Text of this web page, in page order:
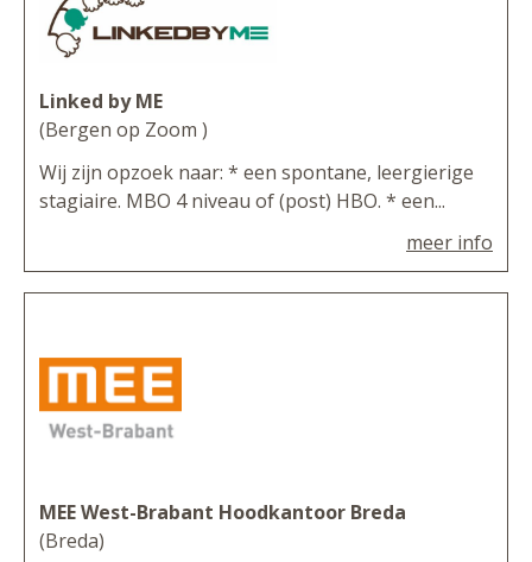
Linked by ME
(Bergen op Zoom )
Wij zijn opzoek naar: * een spontane, leergierige
stagiaire. MBO 4 niveau of (post) HBO. * een...
meer info
MEE West-Brabant Hoodkantoor Breda
(Breda)